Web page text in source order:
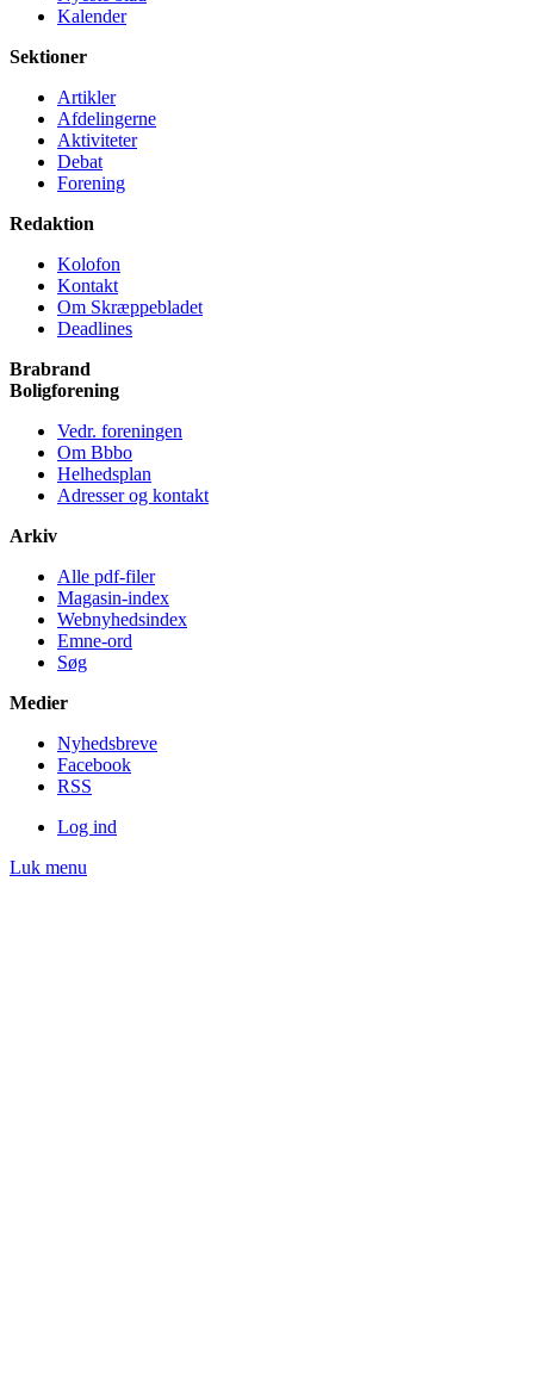
Kalender
Sektioner
Artikler
Afdelingerne
Aktiviteter
Debat
Forening
Redaktion
Kolofon
Kontakt
Om Skræppe­bladet
Deadlines
Brabrand
Bolig­forening
Vedr. foreningen
Om Bbbo
Helheds­plan
Adresser og kontakt
Arkiv
Alle pdf-filer
Magasin-index
Webnyhedsindex
Emne-ord
Søg
Medier
Nyheds­breve
Facebook
RSS
Log ind
Luk menu